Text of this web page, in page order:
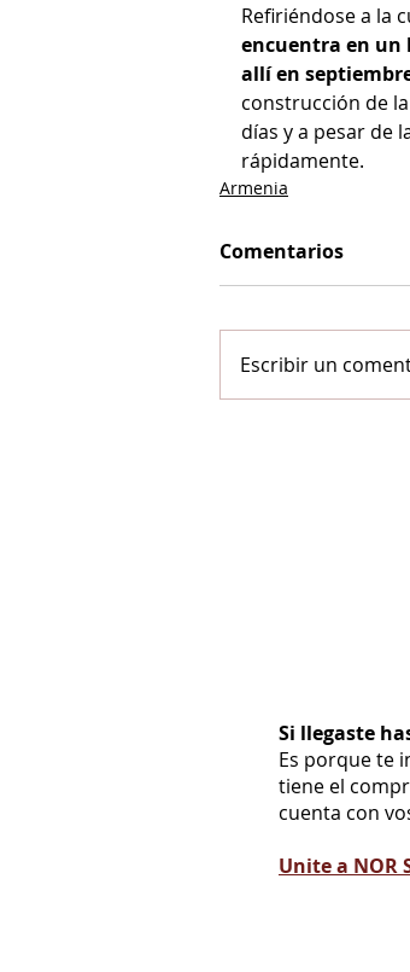
Refiriéndose a la
encuentra en un
allí en
construcción de
días y a pesar de
rápidamente.
Armenia
Comentarios
Escribir un
Si llegaste
Es porque te
tiene el
cuenta con
Unite a NOR